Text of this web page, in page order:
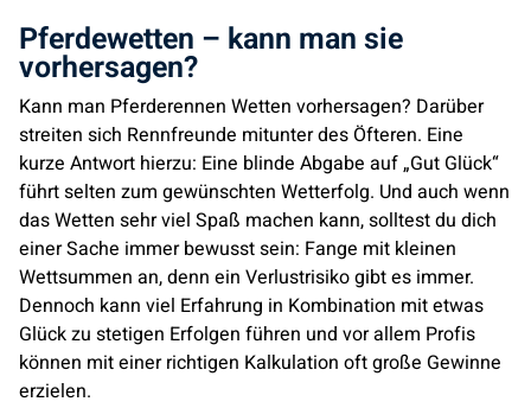
Pferdewetten – kann man sie
vorhersagen?
Kann man Pferderennen Wetten vorhersagen? Darüber
streiten sich Rennfreunde mitunter des Öfteren. Eine
kurze Antwort hierzu: Eine blinde Abgabe auf „Gut Glück“
führt selten zum gewünschten Wetterfolg. Und auch wenn
das Wetten sehr viel Spaß machen kann, solltest du dich
einer Sache immer bewusst sein: Fange mit kleinen
Wettsummen an, denn ein Verlustrisiko gibt es immer.
Dennoch kann viel Erfahrung in Kombination mit etwas
Glück zu stetigen Erfolgen führen und vor allem Profis
können mit einer richtigen Kalkulation oft große Gewinne
erzielen.